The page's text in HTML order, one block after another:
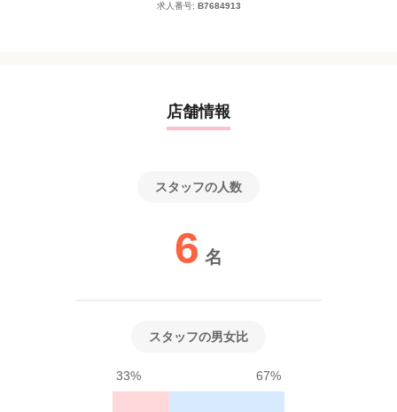
【中部】名駅店、栄店 又は 東京本社
【九州】博多駅前店、福岡天神店、小倉店 又は東京本社
求人番号: B7684913
店舗情報
スタッフの人数
6 名
スタッフの男女比
33% 67%